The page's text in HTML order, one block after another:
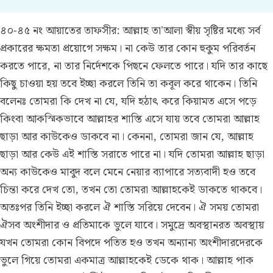
৪০-৪৫ নং আয়াতের তাফসীর:আল্লাহ তা'আলা স্বীয় সৃষ্টির মধ্যে সর্ব
প্রকারের ক্ষমতা প্রয়োগে সক্ষম। না কেউ তার কোন হুকুম পরিবর্তন
করতে পারে, না তার নির্দেশকে পিছনে ফেলতে পারে। যদি তার কাছে
কিছু চাওয়া হয় তবে ইচ্ছা করলে তিনি তা কবূল করে থাকেন। তিনি
বলেনঃ তোমরা কি দেখ না যে, যদি হঠাৎ করে কিয়ামত এসে পড়ে
কিংবা আকস্মিকভাবে আল্লাহর শাস্তি এসে যায় তবে তোমরা আল্লাহ
ছাড়া আর কাউকেও ডাকবে না। কেননা, তোমরা জান যে, আল্লাহ
ছাড়া আর কেউ এই শাস্তি সরাতে পারে না। যদি তোমরা আল্লাহ ছাড়া
অন্য কাউকেও মাবুদ বলে মেনে নেয়ার ব্যাপারে সত্যবাদী হও তবে
চিন্তা করে দেখ তো, তখন তো তোমরা আল্লাহকেই ডাকতে থাকবে।
অতঃপর তিনি ইচ্ছা করলে ঐ শাস্তি সরিয়ে দেবেন। ঐ সময় তোমরা
ঐসব অংশীদার ও প্রতিমাকে ভুলে যাবে। সমুদ্রে অবস্থানরত অবস্থায়
যখন তোমরা কোন বিপদে পতিত হও তখন অন্যান্য অংশীদারদেরকে
ভুলে গিয়ে তোমরা একমাত্র আল্লাহকেই ডেকে থাক। আল্লাহ পাক